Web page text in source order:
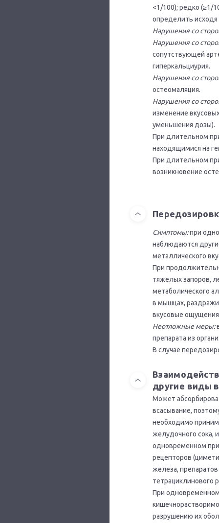
<1/100); редко (≥1/
определить
Нарушения со
Нарушения со
сопутствующей
гиперкальциурия.
Нарушения со
остеомаляция.
Нарушения со
изменение
уменьшения дозы).
При длительном
находящимися на
При длительном
возникновение
Симптомы:при
наблюдаются
металлического
При
тяжелых запоров,
метаболического
в мышцах,
вкусовые
Неотложные меры:
препарата из
В случае
другие виды
Может
всасывание,
необходимо
желудочного сока,
одновременном
рецепторов
железа,
тетрациклинового
При
разрушению их